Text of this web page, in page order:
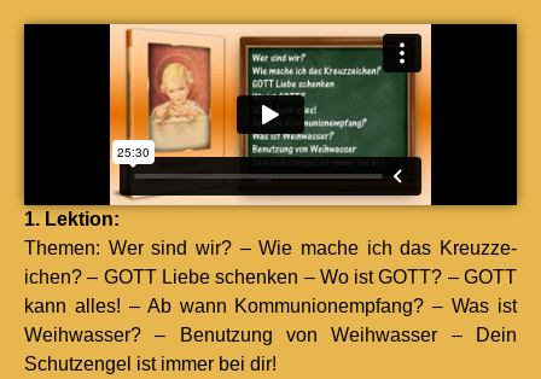
1. Lek­tion:
The­men: Wer sind wir? – Wie mache ich das Kreuzze­
ichen? – GOTT Liebe schenken – Wo ist GOTT? – GOTT
kann alles! – Ab wann Kom­mu­nionemp­fang? – Was ist
Wei­h­wass­er? – Benutzung von Wei­h­wass­er – Dein
Schutzen­gel ist immer bei dir!